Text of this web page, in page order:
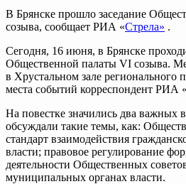
В Брянске прошло заседание
созыва, сообщает РИА «Стрела» .
Сегодня, 16 июня, в Брянске
Общественной палаты VI созыва.
в Хрустальном зале регионального
места событий корреспондент РИА
На повестке значились два важных
обсуждали такие темы, как:
стандарт взаимодействия
власти; правовое регулирование
деятельности Общественных
муниципальных органах власти.